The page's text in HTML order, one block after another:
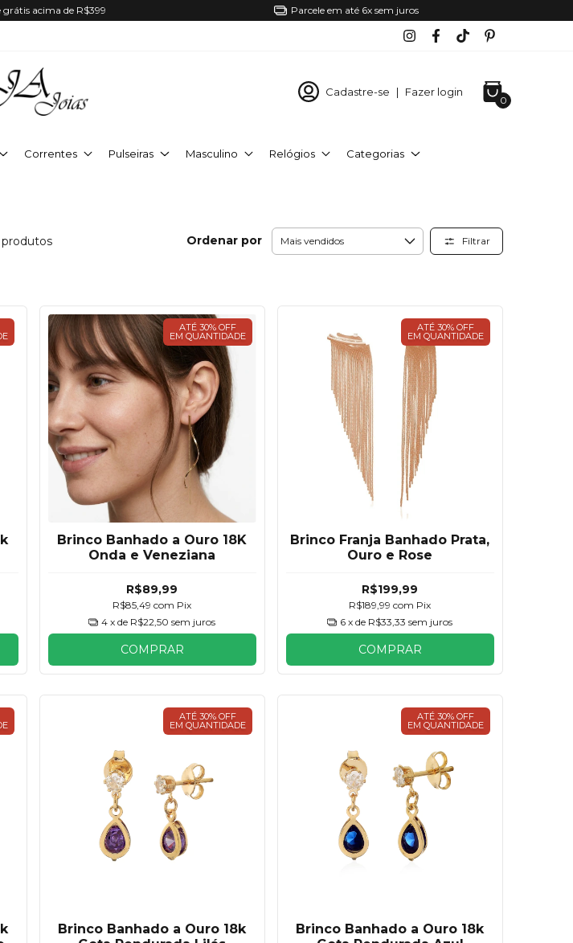
grátis acima de R$399 Parcele em até 6x sem juros
Cadastre-se | Fazer login
0
Correntes Pulseiras Masculino Relógios Categorias
produtos Ordenar por Filtrar
ATÉ 30% OFF
EM QUANTIDADE
Brinco Banhado a Ouro 18K
Onda e Veneziana
R$89,99
R$85,49com Pix
4 x de R$22,50 sem juros
COMPRAR
ATÉ 30% OFF
EM QUANTIDADE
Brinco Franja Banhado Prata,
Ouro e Rose
R$199,99
R$189,99com Pix
6 x de R$33,33 sem juros
COMPRAR
ATÉ 30% OFF
EM QUANTIDADE
Brinco Banhado a Ouro 18k
ATÉ 30% OFF
EM QUANTIDADE
Brinco Banhado a Ouro 18k